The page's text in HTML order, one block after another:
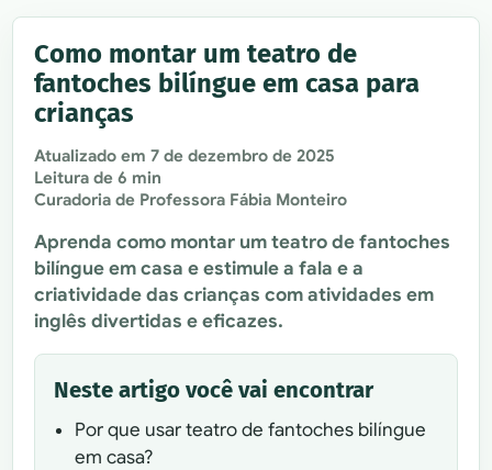
Como montar um teatro de
fantoches bilíngue em casa para
crianças
Atualizado em7 de dezembro de 2025
Leitura de 6 min
Curadoria de Professora Fábia Monteiro
Aprenda como montar um teatro de fantoches
bilíngue em casa e estimule a fala e a
criatividade das crianças com atividades em
inglês divertidas e eficazes.
Neste artigo você vai encontrar
Por que usar teatro de fantoches bilíngue
em casa?